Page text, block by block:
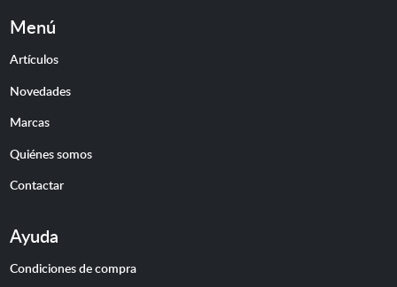
Menú
Artículos
Novedades
Marcas
Quiénes somos
Contactar
Ayuda
Condiciones de compra